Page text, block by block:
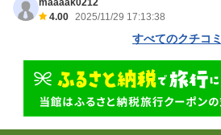
maaaak0212
4.00 2025/11/29 17:13:38
すべてのクチコ